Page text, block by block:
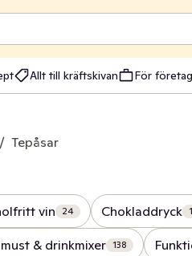
Allt till kräftskivan För företag
/ Tepåsar
vin 24 Chokladdryck
& drinkmixer 138